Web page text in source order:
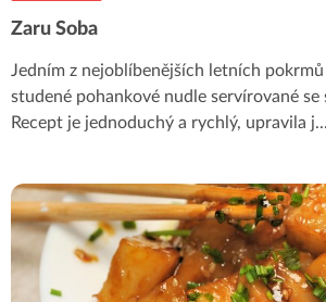
Zaru Soba
Jedním z nejoblíbenějších letních
studené pohankové nudle servírované
Recept je jednoduchý a rychlý, upravila j...